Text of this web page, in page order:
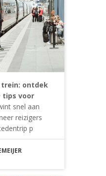
ontdek
tips voor
snel aan
reizigers
p